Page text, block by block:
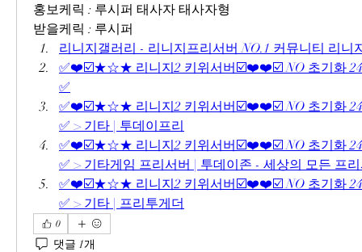
홍보케릭 : 루시퍼 태사자 태사자형
받을케릭 : 루시퍼
리니지갤러리 - 리니지프리서버 NO.1 커뮤니티 리니
✅❤️☑️★☆★ 리니지2 키위서버☑️❤️❤️☑️ NO 초기화
✅
✅❤️☑️★☆★ 리니지2 키위서버☑️❤️❤️☑️ NO 초기화
✅ > 기타 | 투데이프리
✅❤️☑️★☆★ 리니지2 키위서버☑️❤️❤️☑️ NO 초기화
✅ > 기타게임 프리서버 | 투데이존 - 세상의 모든 프
✅❤️☑️★☆★ 리니지2 키위서버☑️❤️❤️☑️ NO 초기화
✅ > 기타 | 프리투게더
0
댓글 1개